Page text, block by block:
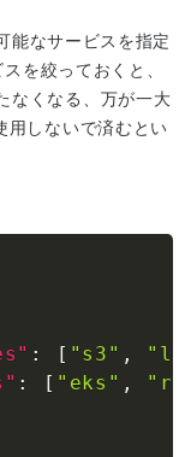
能なサービスを指定
を絞っておくと、
なくなる、万が一大
用しないで済むとい
: [ "s3" ,
: [ "eks" ,